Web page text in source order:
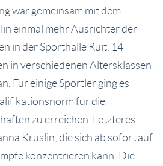
war gemeinsam mit dem
einmal mehr Ausrichter der
in der Sporthalle Ruit. 14
in verschiedenen Altersklassen
Für einige Sportler ging es
für die
zu erreichen. Letzteres
Kruslin, die sich ab sofort auf
konzentrieren kann. Die